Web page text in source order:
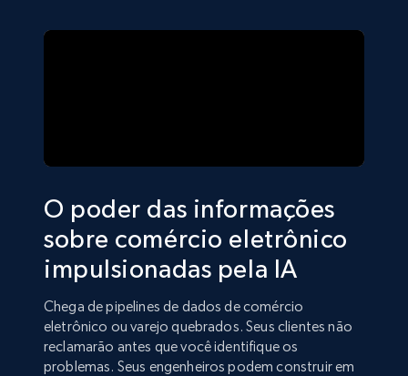
O poder das informações
sobre comércio eletrônico
impulsionadas pela IA
Chega de pipelines de dados de comércio
eletrônico ou varejo quebrados. Seus clientes não
reclamarão antes que você identifique os
problemas. Seus engenheiros podem construir em